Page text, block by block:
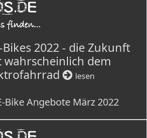
2022 - die Zukunft
wahrscheinlich dem
lesen
Bike Angebote März 2022